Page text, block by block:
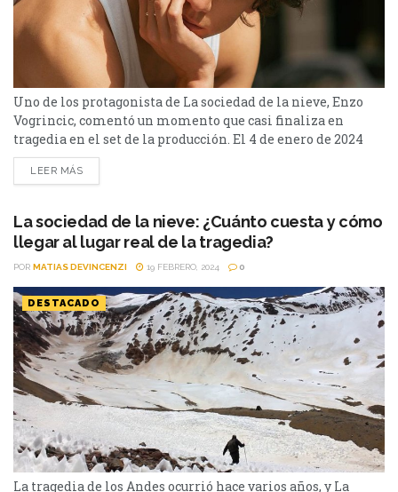
Uno de los protagonista de La sociedad de la nieve, Enzo
Vogrincic, comentó un momento que casi finaliza en
tragedia en el set de la producción. El 4 de enero de 2024
llegó a Netflix la película de Juan Antonio Bayona sobre la
tragedia de Los Andes. La misma se convirtió en uno de los
LEER MÁS
La sociedad de la nieve: ¿Cuánto cuesta y cómo
llegar al lugar real de la tragedia?
POR MATIAS DEVINCENZI 19 FEBRERO, 2024 0
DESTACADO
La tragedia de los Andes ocurrió hace varios años, y La